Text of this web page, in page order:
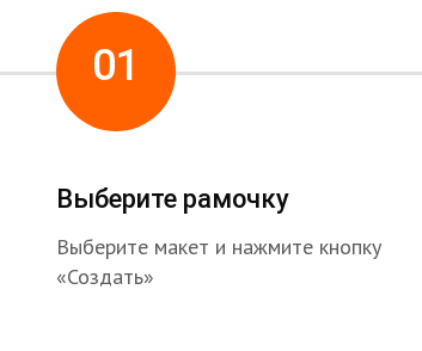
01
Выберите рамочку
Выберите макет и нажмите кнопку
«Создать»